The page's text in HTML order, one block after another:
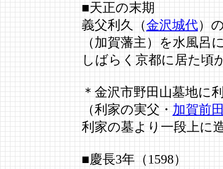
■天正の末期
義父利久（金沢城代）
（加賀藩主）を水風呂
しばらく京都に居た頃
＊金沢市野田山墓地に
（利家の実父・加賀前
利家の墓より一段上に
■慶長3年（1598）